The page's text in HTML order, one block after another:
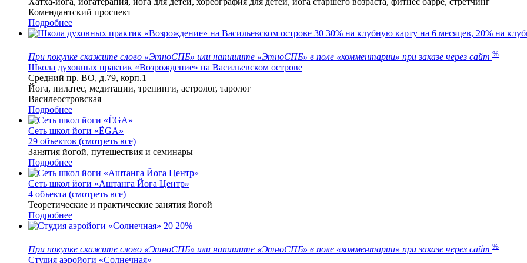
Комендантский проспект
Подробнее
30 30% на клубную карту на 6 месяцев, 20% на
При покупке скажите слово «ЭтноСПБ» или напишите «ЭтноСПБ» в поле «комментарии» при заказе через сайт %
Школа духовных практик «Возрождение» на Васильевском острове
Средний пр. ВО, д.79, корп.1
Йога, пилатес, медитации, тренинги, астролог, таролог
Василеостровская
Подробнее
Сеть школ йоги «ЁGA»
29 объектов (смотреть все)
Занятия йогой, путешествия и семинары
Подробнее
Сеть школ йоги «Аштанга Йога Центр»
4 объекта (смотреть все)
Теоретические и практические занятия йогой
Подробнее
20 20%
При покупке скажите слово «ЭтноСПБ» или напишите «ЭтноСПБ» в поле «комментарии» при заказе через сайт %
Студия аэройоги «Солнечная»